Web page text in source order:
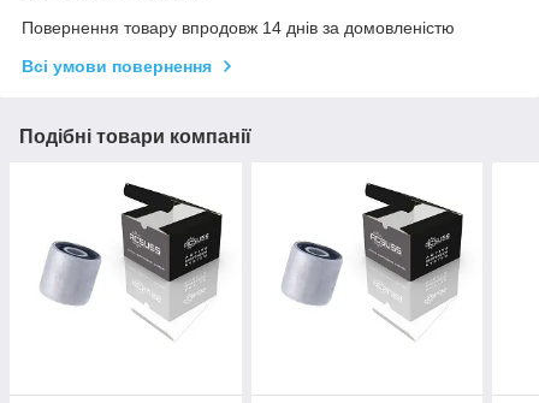
Повернення товару впродовж 14 днів за домовленістю
Всі умови повернення
Подібні товари компанії